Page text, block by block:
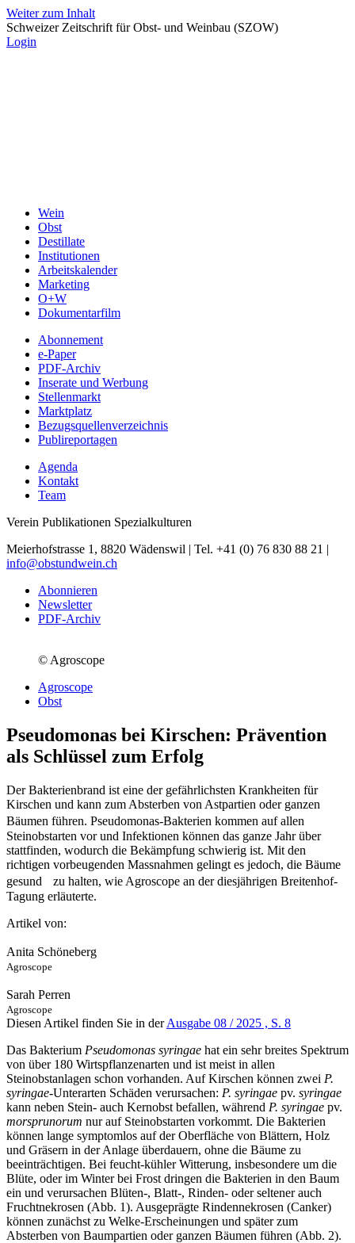
Weiter zum Inhalt
Schweizer Zeitschrift für Obst- und Weinbau (SZOW)
Login
Wein
Obst
Destillate
Institutionen
Arbeitskalender
Marketing
O+W
Dokumentarfilm
Abonnement
e-Paper
PDF-Archiv
Inserate und Werbung
Stellenmarkt
Marktplatz
Bezugsquellenverzeichnis
Publireportagen
Agenda
Kontakt
Team
Verein Publikationen Spezialkulturen
Meierhofstrasse 1, 8820 Wädenswil | Tel. +41 (0) 76 830 88 21 |
info@obstundwein.ch
Abonnieren
Newsletter
PDF-Archiv
© Agroscope
Agroscope
Obst
Pseudomonas bei Kirschen: Prävention
als Schlüssel zum Erfolg
Der Bakterienbrand ist eine der gefährlichsten Krankheiten für
Kirschen und kann zum Absterben von Astpartien oder ganzen
Bäumen führen. Pseudomonas-Bakterien kommen auf allen
Steinobstarten vor und Infektionen können das ganze Jahr über
stattfinden, wodurch die Bekämpfung schwierig ist. Mit den
richtigen vorbeugenden Massnahmen gelingt es jedoch, die Bäume
gesund zu halten, wie Agroscope an der diesjährigen Breitenhof-
Tagung erläuterte.
Artikel von:
Anita Schöneberg
Agroscope
Sarah Perren
Agroscope
Diesen Artikel finden Sie in derAusgabe 08 / 2025 , S. 8
Das Bakterium Pseudomonas syringae hat ein sehr breites Spektrum
von über 180 Wirtspflanzenarten und ist meist in allen
Steinobstanlagen schon vorhanden. Auf Kirschen können zwei P.
syringae-Unterarten Schäden verursachen: P. syringae pv. syringae
kann neben Stein- auch Kernobst befallen, während P. syringae pv.
morsprunorum nur auf Steinobstarten vorkommt. Die Bakterien
können lange symptomlos auf der Oberfläche von Blättern, Holz
und Gräsern in der Anlage überdauern, ohne die Bäume zu
beeinträchtigen. Bei feucht-kühler Witterung, insbesondere um die
Blüte, oder im Winter bei Frost dringen die Bakterien in den Baum
ein und verursachen Blüten-, Blatt-, Rinden- oder seltener auch
Fruchtnekrosen (Abb. 1). Ausgeprägte Rindennekrosen (Canker)
können zunächst zu Welke-Erscheinungen und später zum
Absterben von Baumpartien oder ganzen Bäumen führen (Abb. 2).